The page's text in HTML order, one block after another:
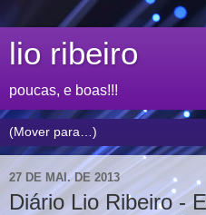
lio ribeiro
poucas, e boas!!!
27 DE MAI. DE 2013
Diário Lio Ribeiro -